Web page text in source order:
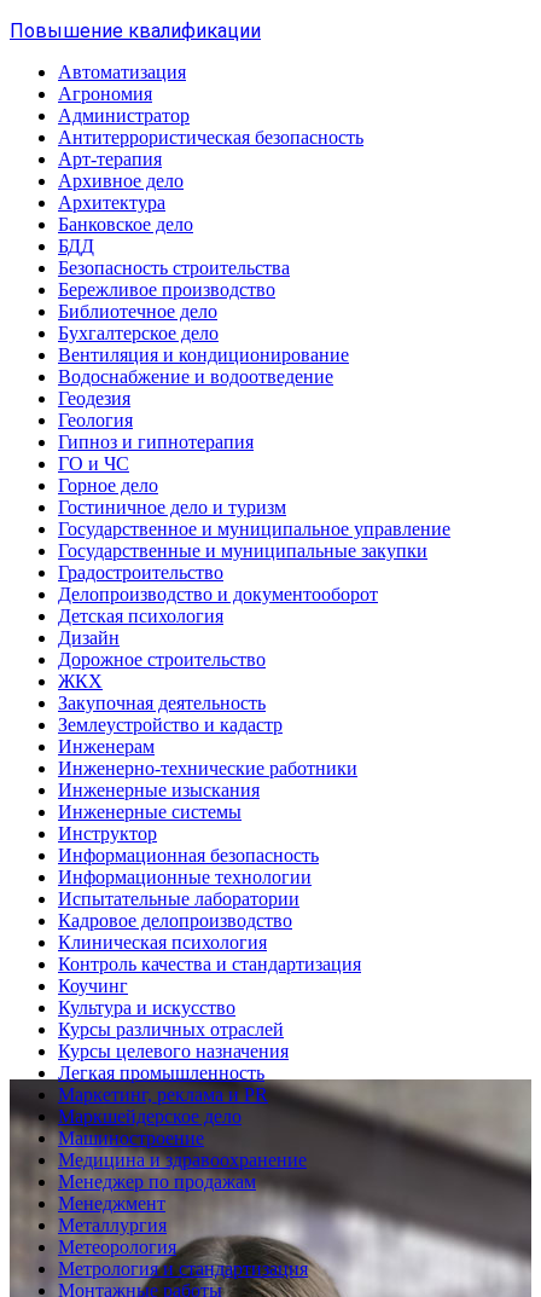
Повышение квалификации
Автоматизация
Агрономия
Администратор
Антитеррористическая безопасность
Арт-терапия
Архивное дело
Архитектура
Банковское дело
БДД
Безопасность строительства
Бережливое производство
Библиотечное дело
Бухгалтерское дело
Вентиляция и кондиционирование
Водоснабжение и водоотведение
Геодезия
Геология
Гипноз и гипнотерапия
ГО и ЧС
Горное дело
Гостиничное дело и туризм
Государственное и муниципальное управление
Государственные и муниципальные закупки
Градостроительство
Делопроизводство и документооборот
Детская психология
Дизайн
Дорожное строительство
ЖКХ
Закупочная деятельность
Землеустройство и кадастр
Инженерам
Инженерно-технические работники
Инженерные изыскания
Инженерные системы
Инструктор
Информационная безопасность
Информационные технологии
Испытательные лаборатории
Кадровое делопроизводство
Клиническая психология
Контроль качества и стандартизация
Коучинг
Культура и искусство
Курсы различных отраслей
Курсы целевого назначения
Легкая промышленность
Маркетинг, реклама и PR
Маркшейдерское дело
Машиностроение
Медицина и здравоохранение
Менеджер по продажам
Менеджмент
Металлургия
Метеорология
Метрология и стандартизация
Монтажные работы